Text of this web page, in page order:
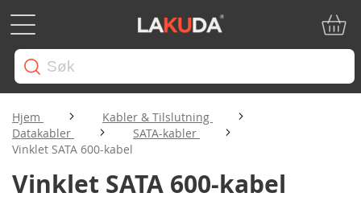
Hjem
Kabler & Tilslutning
Datakabler
SATA-kabler
Vinklet SATA 600-kabel
Vinklet SATA 600-kabel